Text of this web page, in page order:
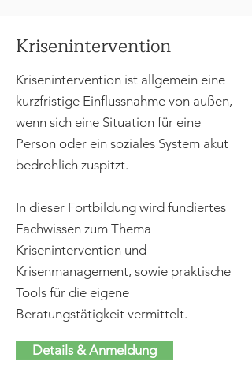
Krisenintervention
Krisenintervention ist allgemein eine
kurzfristige Einflussnahme von außen,
wenn sich eine Situation für eine
Person oder ein soziales System akut
bedrohlich zuspitzt.
In dieser Fortbildung wird fundiertes
Fachwissen zum Thema
Krisenintervention und
Krisenmanagement, sowie praktische
Tools für die eigene
Beratungstätigkeit vermittelt.
Details & Anmeldung